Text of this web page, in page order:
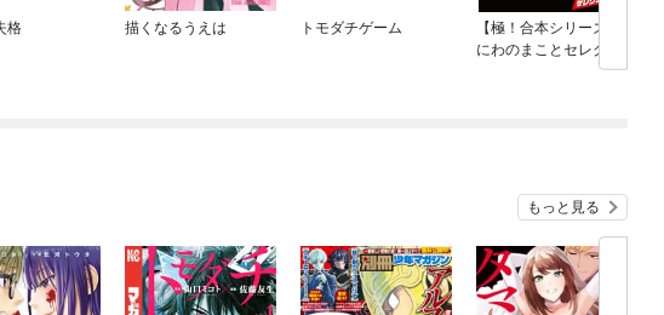
格 描くなるうえは トモダチゲーム
【極！合本シリーズ】
にわのまことセレクシ
もっと見る